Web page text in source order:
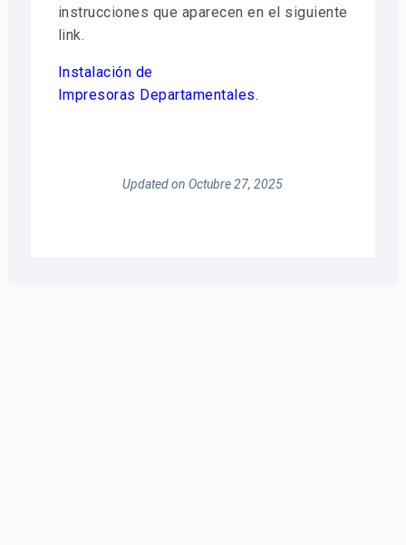
instrucciones que aparecen en el siguiente
link.
Instalación de
Impresoras Departamentales.
Updated on Octubre 27, 2025